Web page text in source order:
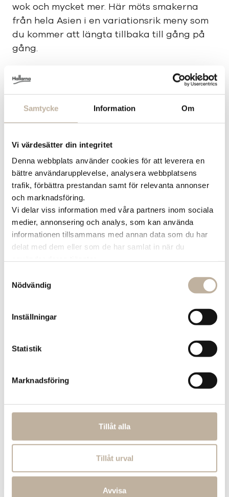
Samtycke Information Om
Vi värdesätter din integritet
Denna webbplats använder cookies för att leverera en
bättre användarupplevelse, analysera webbplatsens
trafik, förbättra prestandan samt för relevanta annonser
och marknadsföring.
Vi delar viss information med våra partners inom sociala
medier, annonsering och analys, som kan använda
informationen tillsammans med annan data som du har
delat med dem eller som de har samlat in när du
Nödvändig
Inställningar
Statistik
Marknadsföring
Tillåt alla
Tillåt urval
Avvisa
wok och mycket mer. Här möts smakerna
från hela Asien i en variationsrik meny som
du kommer att längta tillbaka till gång på
gång.
Oavsett om du är sugen på en snabb lunch
eller en middag med vänner, erbjuder
Asiaten en smakupplevelse utöver det
vanliga. Välkommen in för att njuta av både
avslappnad och trivsam atmosfär.
Så nästa gång du är på Hallarna, ta en
paus och låt smakerna från Asiaten ta dig
med på en kulinarisk resa. Vi gillar när mat
inte bara mättar, utan också inspirerar!
Observera att sista beställningen görs kl.
19:30 på vardagar och 17:30 på helger.
Just nu finns det inga aktuella kampanjer